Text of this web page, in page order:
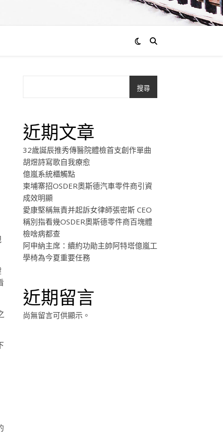
搜尋
近期文章
32歲誕辰推秀傳醫院體檢首支創作單曲
胡煜詩寫歌自我療愈
億嵐系統櫃觸點
柬埔寨招OSDER奧斯德汽車零件商引資
成效明顯
愛康堅稱無責并起訴女律師張密斯 CEO
稱別指看幾OSDER奧斯德零件商百塊體
檢啥病都查
阿申納主席：續約功勛主帥阿特塔億嵐工
學椅為今夏重要任務
近期留言
尚無留言可供顯示。